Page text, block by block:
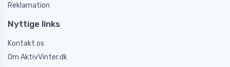
Reklamation
Nyttige links
Kontakt os
Om AktivVinter.dk